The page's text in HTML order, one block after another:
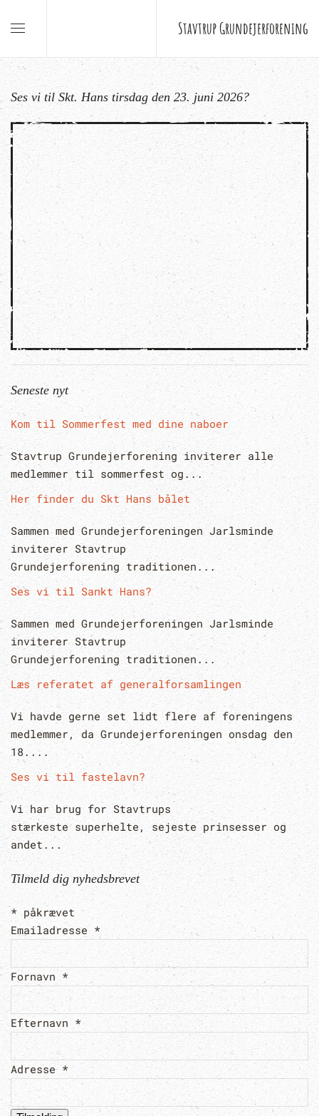
Stavtrup Grundejerforening
Ses vi til Skt. Hans tirsdag den 23. juni 2026?
Seneste nyt
Kom til Sommerfest med dine naboer
Stavtrup Grundejerforening inviterer alle
medlemmer til sommerfest og...
Her finder du Skt Hans bålet
Sammen med Grundejerforeningen Jarlsminde
inviterer Stavtrup
Grundejerforening traditionen...
Ses vi til Sankt Hans?
Sammen med Grundejerforeningen Jarlsminde
inviterer Stavtrup
Grundejerforening traditionen...
Læs referatet af generalforsamlingen
Vi havde gerne set lidt flere af foreningens
medlemmer, da Grundejerforeningen onsdag den
18....
Ses vi til fastelavn?
Vi har brug for Stavtrups
stærkeste superhelte, sejeste prinsesser og
andet...
Tilmeld dig nyhedsbrevet
* påkrævet
Emailadresse *
Fornavn *
Efternavn *
Adresse*